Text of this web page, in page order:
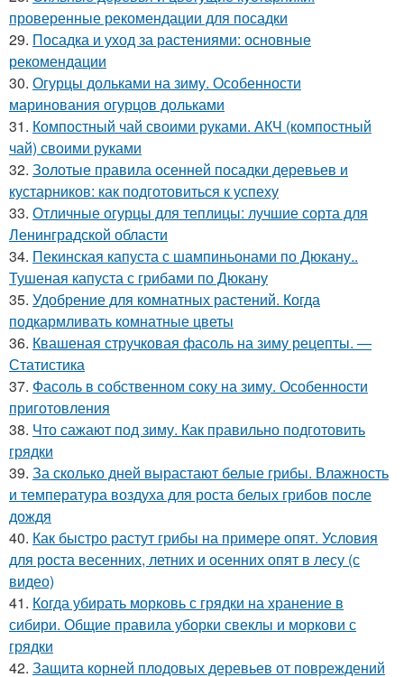
проверенные рекомендации для посадки
29. Посадка и уход за растениями: основные
рекомендации
30. Огурцы дольками на зиму. Особенности
маринования огурцов дольками
31. Компостный чай своими руками. АКЧ (компостный
чай) своими руками
32. Золотые правила осенней посадки деревьев и
кустарников: как подготовиться к успеху
33. Отличные огурцы для теплицы: лучшие сорта для
Ленинградской области
34. Пекинская капуста с шампиньонами по Дюкану..
Тушеная капуста с грибами по Дюкану
35. Удобрение для комнатных растений. Когда
подкармливать комнатные цветы
36. Квашеная стручковая фасоль на зиму рецепты. —
Статистика
37. Фасоль в собственном соку на зиму. Особенности
приготовления
38. Что сажают под зиму. Как правильно подготовить
грядки
39. За сколько дней вырастают белые грибы. Влажность
и температура воздуха для роста белых грибов после
дождя
40. Как быстро растут грибы на примере опят. Условия
для роста весенних, летних и осенних опят в лесу (с
видео)
41. Когда убирать морковь с грядки на хранение в
сибири. Общие правила уборки свеклы и моркови с
грядки
42. Защита корней плодовых деревьев от повреждений